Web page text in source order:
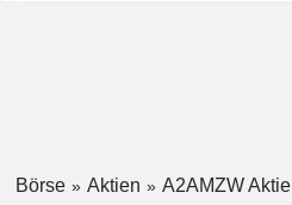
Börse Aktien A2AMZW Aktie